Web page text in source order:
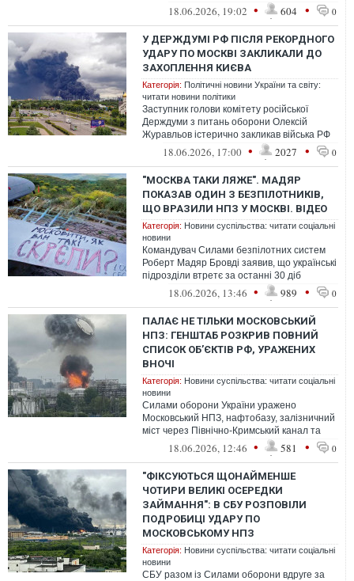
як стверджується, залишилися...
18.06.2026, 19:02 • 604 • 0
У ДЕРЖДУМІ РФ ПІСЛЯ РЕКОРДНОГО
УДАРУ ПО МОСКВІ ЗАКЛИКАЛИ ДО
ЗАХОПЛЕННЯ КИЄВА
Категорія: Політичні новини України та світу:
читати новини політики
Заступник голови комітету російської
Держдуми з питань оборони Олексій
Журавльов істерично закликав війська РФ
домогтися «капітуляції» України та захо...
18.06.2026, 17:00 • 2027 • 0
"МОСКВА ТАКИ ЛЯЖЕ". МАДЯР
ПОКАЗАВ ОДИН З БЕЗПІЛОТНИКІВ,
ЩО ВРАЗИЛИ НПЗ У МОСКВІ. ВІДЕО
Категорія: Новини суспільства: читати соціальні
новини
Командувач Силами безпілотних систем
Роберт Мадяр Бровді заявив, що українські
підрозділи втретє за останні 30 діб
завдали масованого удару по Московс...
18.06.2026, 13:46 • 989 • 0
ПАЛАЄ НЕ ТІЛЬКИ МОСКОВСЬКИЙ
НПЗ: ГЕНШТАБ РОЗКРИВ ПОВНИЙ
СПИСОК ОБ’ЄКТІВ РФ, УРАЖЕНИХ
ВНОЧІ
Категорія: Новини суспільства: читати соціальні
новини
Силами оборони України уражено
Московський НПЗ, нафтобазу, залізничний
міст через Північно-Кримський канал та
інші об'єкти противника
18.06.2026, 12:46 • 581 • 0
"ФІКСУЮТЬСЯ ЩОНАЙМЕНШЕ
ЧОТИРИ ВЕЛИКІ ОСЕРЕДКИ
ЗАЙМАННЯ": В СБУ РОЗПОВІЛИ
ПОДРОБИЦІ УДАРУ ПО
МОСКОВСЬКОМУ НПЗ
Категорія: Новини суспільства: читати соціальні
новини
СБУ разом із Силами оборони вдруге за